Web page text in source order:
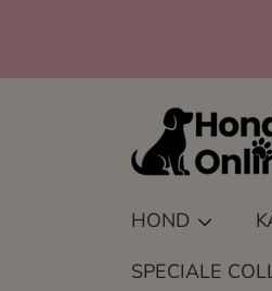
HondOnline.be
HOND
SPECIALE